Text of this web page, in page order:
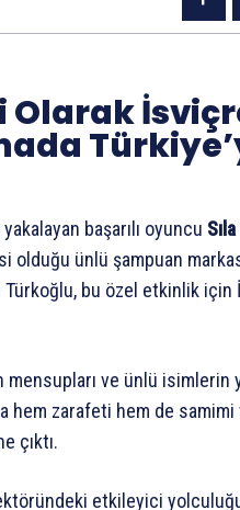
Olarak
başarılı oyuncu
ünlü şampuan
Türkoğlu, bu özel etkinlik için
ve ünlü isimlerin
hem zarafeti hem de samimi
çıktı.
etkileyici